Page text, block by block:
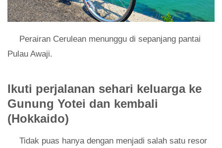
Perairan Cerulean menunggu di sepanjang pantai
Pulau Awaji.
Ikuti perjalanan sehari keluarga ke
Gunung Yotei dan kembali
(Hokkaido)
Tidak puas hanya dengan menjadi salah satu resor